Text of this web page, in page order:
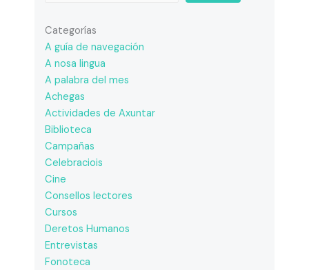
Categorías
A guía de navegación
A nosa lingua
A palabra del mes
Achegas
Actividades de Axuntar
Biblioteca
Campañas
Celebraciois
Cine
Consellos lectores
Cursos
Deretos Humanos
Entrevistas
Fonoteca